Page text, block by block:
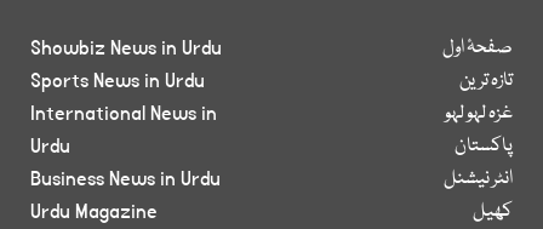
صفحۂ اول
تازہ ترین
غزہ لہو لہو
پاکستان
انٹر نیشنل
کھیل
Showbiz News in Urdu
Sports News in Urdu
International News in
Urdu
Business News in Urdu
Urdu Magazine